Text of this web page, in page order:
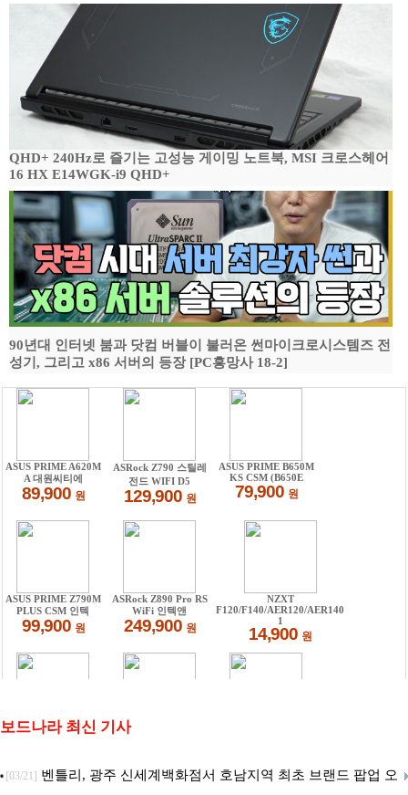
QHD+ 240Hz로 즐기는 고성능 게이밍 노트북, MSI 크로스헤어
16 HX E14WGK-i9 QHD+
90년대 인터넷 붐과 닷컴 버블이 불러온 썬마이크로시스템즈 전
성기, 그리고 x86 서버의 등장 [PC흥망사 18-2]
보드나라 최신 기사
[03/21] 벤틀리, 광주 신세계백화점서 호남지역 최초 브랜드 팝업 오